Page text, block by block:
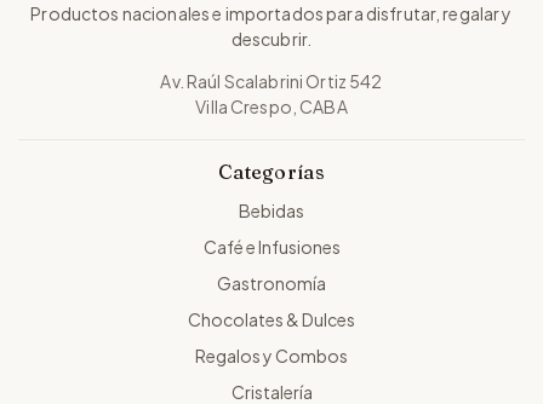
Productos nacionales e importados para disfrutar, regalar y
descubrir.
Av. Raúl Scalabrini Ortiz 542
Villa Crespo, CABA
Categorías
Bebidas
Café e Infusiones
Gastronomía
Chocolates & Dulces
Regalos y Combos
Cristalería